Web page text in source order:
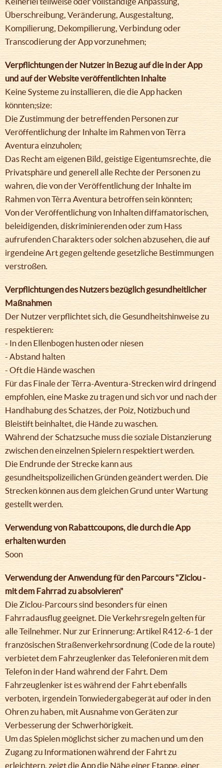
Überschreibung, Veränderung, Ausgestaltung,
Kompilierung, Dekompilierung, Verbindung oder
Transcodierung der App vorzunehmen;
Verpflichtungen der Nutzer in Bezug auf die in der App
und auf der Website veröffentlichten Inhalte
Keine Systeme zu installieren, die die App hacken
könnten;size:
Die Zustimmung der betreffenden Personen zur
Veröffentlichung der Inhalte im Rahmen von Tèrra
Aventura einzuholen;
Das Recht am eigenen Bild, geistige Eigentumsrechte, die
Privatsphäre und generell alle Rechte der Personen zu
wahren, die von der Veröffentlichung der Inhalte im
Rahmen von Tèrra Aventura betroffen sein könnten;
Von der Veröffentlichung von Inhalten diffamatorischen,
beleidigenden, diskriminierenden oder zum Hass
aufrufenden Charakters oder solchen abzusehen, die auf
irgendeine Art gegen geltende gesetzliche Bestimmungen
verstroßen.
Verpflichtungen des Nutzers bezüglich gesundheitlicher
Maßnahmen
Der Nutzer verpflichtet sich, die Gesundheitshinweise zu
respektieren:
- In den Ellenbogen husten oder niesen
- Abstand halten
- Oft die Hände waschen
Für das Finale der Tèrra-Aventura-Strecken wird dringend
empfohlen, eine Maske zu tragen und sich vor und nach der
Handhabung des Schatzes, der Poiz, Notizbuch und
Bleistift beinhaltet, die Hände zu waschen.
Während der Schatzsuche muss die soziale Distanzierung
zwischen den einzelnen Spielern respektiert werden.
Die Endrunde der Strecke kann aus
gesundheitspolizeilichen Gründen geändert werden. Die
Strecken können aus dem gleichen Grund unter Wartung
gestellt werden.
Verwendung von Rabattcoupons, die durch die App
erhalten wurden
Soon
Verwendung der Anwendung für den Parcours "Ziclou -
mit dem Fahrrad zu absolvieren"
Die Ziclou-Parcours sind besonders für einen
Fahrradausflug geeignet. Die Verkehrsregeln gelten für
alle Teilnehmer. Nur zur Erinnerung: Artikel R412-6-1 der
französischen Straßenverkehrsordnung (Code de la route)
verbietet dem Fahrzeuglenker das Telefonieren mit dem
Telefon in der Hand während der Fahrt. Dem
Fahrzeuglenker ist es während der Fahrt ebenfalls
verboten, irgendein Tonwiedergabegerät auf oder in den
Ohren zu haben, mit Ausnahme von Geräten zur
Verbesserung der Schwerhörigkeit.
Um das Spielen möglichst sicher zu machen und um den
Zugang zu Informationen während der Fahrt zu
erleichtern, zeigt die App die Nähe einer Etappe, einer